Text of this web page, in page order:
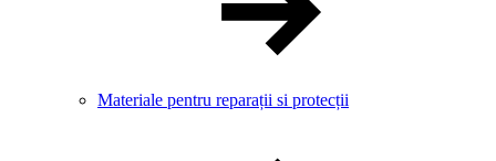
Materiale pentru reparații si protecții